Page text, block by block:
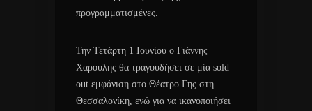
προγραμματισμένες.
Την Τετάρτη 1 Ιουνίου ο Γιάννης
Χαρούλης θα τραγουδήσει σε μία sold
out εμφάνιση στο Θέατρο Γης στη
Θεσσαλονίκη, ενώ για να ικανοποιήσει